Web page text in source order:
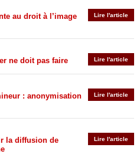
Lire l'article
au droit à l’image
Lire l'article
ne doit pas faire
Lire l'article
: anonymisation
Lire l'article
la diffusion de